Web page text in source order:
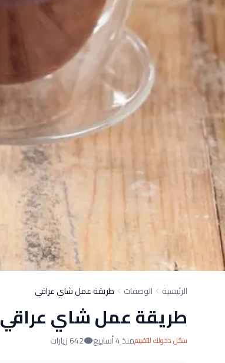
الرئيسية الوصفات طريقة عمل شاي عراقي
طريقة عمل شاي عراقي
سجّل دخولك للتقييممنذ 4 أسابيع 642 زيارات